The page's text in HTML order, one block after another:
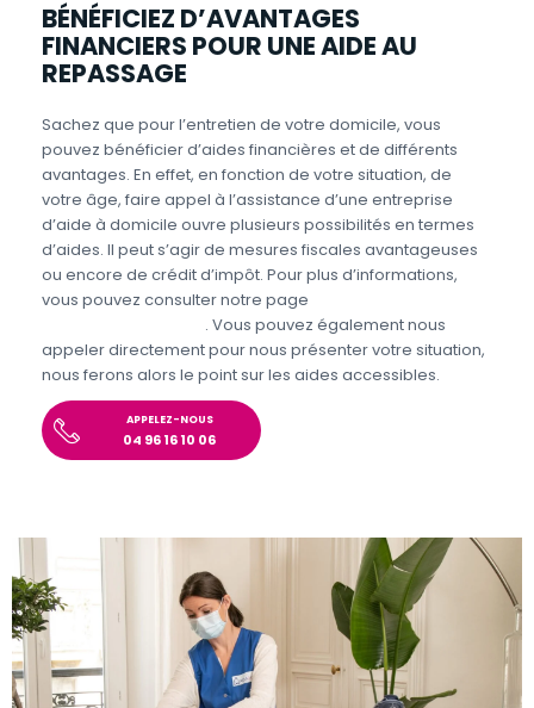
BÉNÉFICIEZ D’AVANTAGES
FINANCIERS POUR UNE AIDE AU
REPASSAGE
Sachez que pour l’entretien de votre domicile, vous
pouvez bénéficier d’aides financières et de différents
avantages. En effet, en fonction de votre situation, de
votre âge, faire appel à l’assistance d’une entreprise
d’aide à domicile ouvre plusieurs possibilités en termes
d’aides. Il peut s’agir de mesures fiscales avantageuses
ou encore de crédit d’impôt. Pour plus d’informations,
vous pouvez consulter notre page
. Vous pouvez également nous
appeler directement pour nous présenter votre situation,
nous ferons alors le point sur les aides accessibles.
APPELEZ-NOUS
04 96 16 10 06